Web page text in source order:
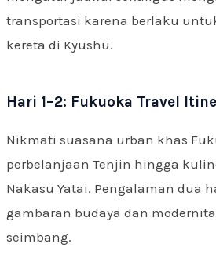
transportasi karena berlaku
kereta di Kyushu.
Hari 1–2: Fukuoka Travel
Nikmati suasana urban khas
perbelanjaan Tenjin hingga
Nakasu Yatai. Pengalaman dua
gambaran budaya dan
seimbang.